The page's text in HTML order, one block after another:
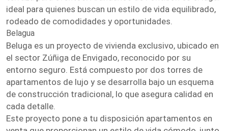
ideal para quienes buscan un estilo de vida equilibrado,
rodeado de comodidades y oportunidades.
Belagua
Beluga es un proyecto de vivienda exclusivo, ubicado en
el sector Zúñiga de Envigado, reconocido por su
entorno seguro. Está compuesto por dos torres de
apartamentos de lujo y se desarrolla bajo un esquema
de construcción tradicional, lo que asegura calidad en
cada detalle.
Este proyecto pone a tu disposición apartamentos en